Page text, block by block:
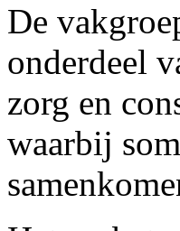
De
onderdeel
zorg en
waarbij